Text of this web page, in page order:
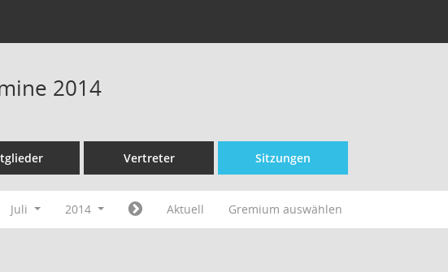
2014
Vertreter Sitzungen
Juli 2014 Aktuell Gremium auswählen